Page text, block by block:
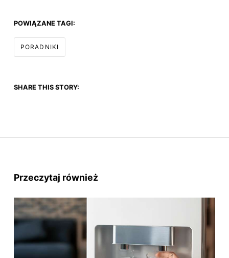
POWIĄZANE TAGI:
PORADNIKI
SHARE THIS STORY:
Przeczytaj również